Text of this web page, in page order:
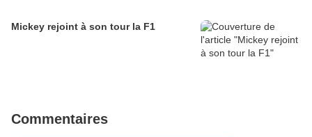
Mickey rejoint à son tour la F1
Commentaires